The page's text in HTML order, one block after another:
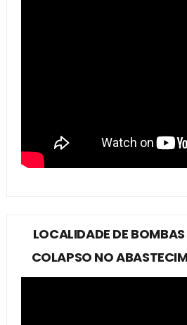
LOCALIDADE DE BOMBAS
COLAPSO NO